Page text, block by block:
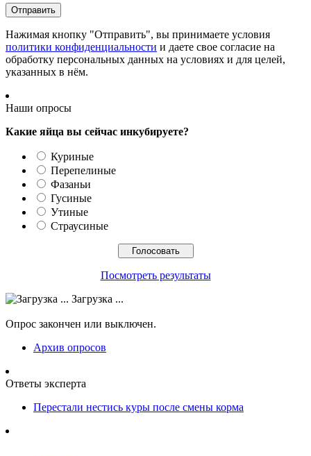
Нажимая кнопку "Отправить", вы принимаете условия
политики конфиденциальности и даете свое согласие на
обработку персональных данных на условиях и для целей,
указанных в нём.
Наши опросы
Какие яйца вы сейчас инкубируете?
Куриные
Перепелиные
Фазаньи
Гусиные
Утиные
Страусиные
Посмотреть результаты
Загрузка ...
Опрос закончен или выключен.
Архив опросов
Ответы эксперта
Перестали нестись куры после смены корма